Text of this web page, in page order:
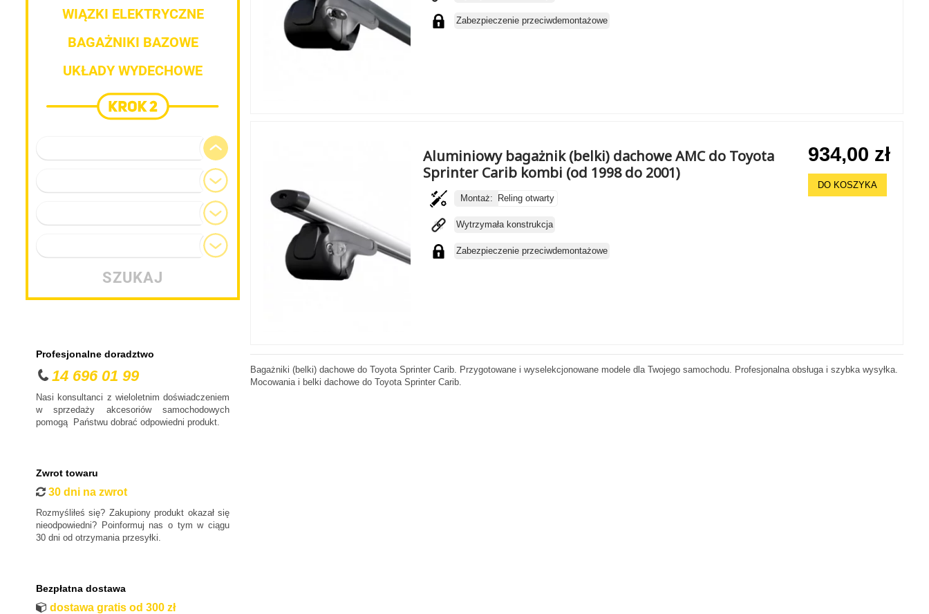
Zabezpieczenie przeciwdemontażowe
Aluminiowy bagażnik (belki) dachowe AMC do Toyota
Sprinter Carib kombi (od 1998 do 2001)
Montaż: Reling otwarty
Wytrzymała konstrukcja
Zabezpieczenie przeciwdemontażowe
934,00 zł
DO KOSZYKA
Bagażniki (belki) dachowe do Toyota Sprinter Carib. Przygotowane i wyselekcjonowane modele dla Twojego samochodu. Profesjonalna obsługa i szybka wysyłka.
Mocowania i belki dachowe do Toyota Sprinter Carib.
WIĄZKI ELEKTRYCZNE
BAGAŻNIKI BAZOWE
UKŁADY WYDECHOWE
SZUKAJ
Profesjonalne doradztwo
14 696 01 99
Nasi konsultanci z wieloletnim doświadczeniem
w sprzedaży akcesoriów samochodowych
pomogą Państwu dobrać odpowiedni produkt.
Zwrot towaru
30 dni na zwrot
Rozmyśliłeś się? Zakupiony produkt okazał się
nieodpowiedni? Poinformuj nas o tym w ciągu
30 dni od otrzymania przesyłki.
Bezpłatna dostawa
dostawa gratis od 300 zł